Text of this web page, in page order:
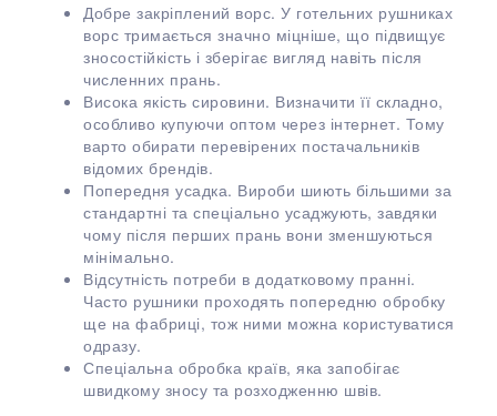
Добре закріплений ворс. У готельних рушниках
ворс тримається значно міцніше, що підвищує
зносостійкість і зберігає вигляд навіть після
численних прань.
Висока якість сировини. Визначити її складно,
особливо купуючи оптом через інтернет. Тому
варто обирати перевірених постачальників
відомих брендів.
Попередня усадка. Вироби шиють більшими за
стандартні та спеціально усаджують, завдяки
чому після перших прань вони зменшуються
мінімально.
Відсутність потреби в додатковому пранні.
Часто рушники проходять попередню обробку
ще на фабриці, тож ними можна користуватися
одразу.
Спеціальна обробка країв, яка запобігає
швидкому зносу та розходженню швів.